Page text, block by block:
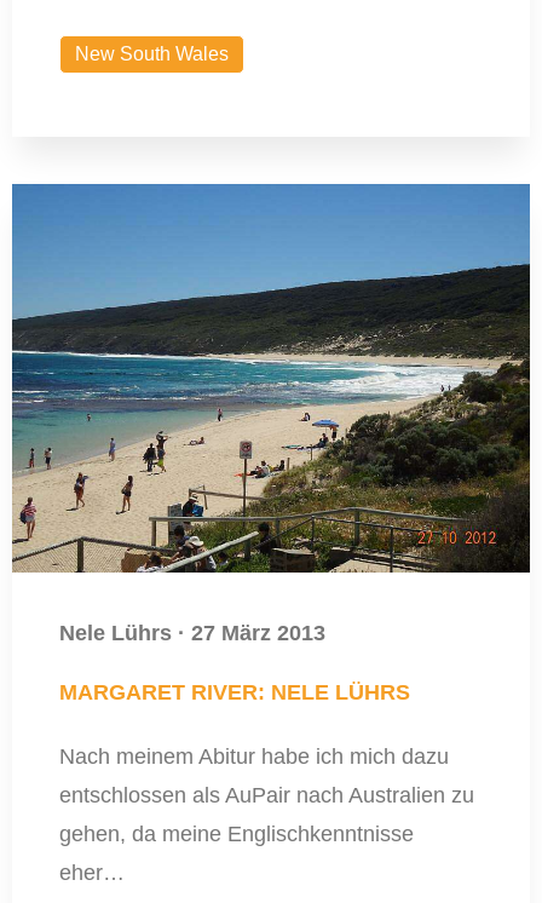
New South Wales
Nele Lührs · 27 März 2013
MARGARET RIVER: NELE LÜHRS
Nach meinem Abitur habe ich mich dazu
entschlossen als AuPair nach Australien zu
gehen, da meine Englischkenntnisse
eher…